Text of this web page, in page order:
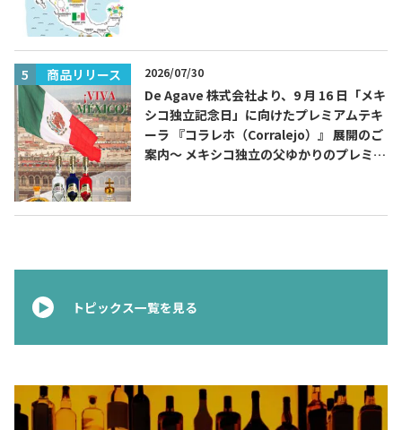
商品リリース 2026/07/30
De Agave 株式会社より、9 月 16 日「メキ
シコ独立記念日」に向けたプレミアムテキ
ーラ 『コラレホ（Corralejo）』 展開のご
案内〜 メキシコ独立の父ゆかりのプレミア
トピックス一覧を見る